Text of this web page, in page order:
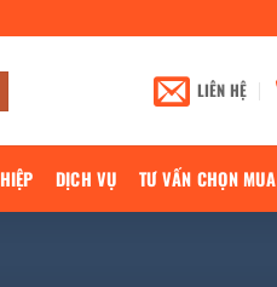
LIÊN HỆ
DỊCH VỤ TƯ VẤN CHỌN MUA